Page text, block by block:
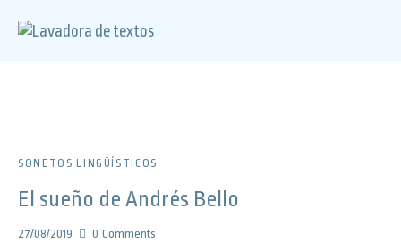
SONETOS LINGÜÍSTICOS
El sueño de Andrés Bello
27/08/2019 0 Comments